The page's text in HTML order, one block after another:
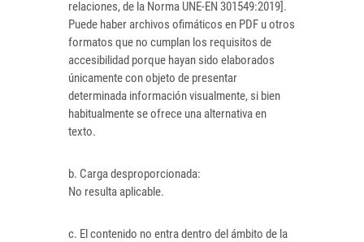
relaciones, de la Norma UNE-EN 301549:2019].
Puede haber archivos ofimáticos en PDF u otros
formatos que no cumplan los requisitos de
accesibilidad porque hayan sido elaborados
únicamente con objeto de presentar
determinada información visualmente, si bien
habitualmente se ofrece una alternativa en
texto.
b. Carga desproporcionada:
No resulta aplicable.
c. El contenido no entra dentro del ámbito de la